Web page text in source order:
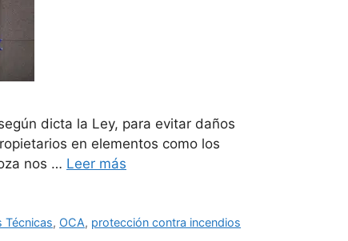
dicta la Ley, para evitar daños
en elementos como los
nos … Leer más
Técnicas, OCA, protección contra incendios